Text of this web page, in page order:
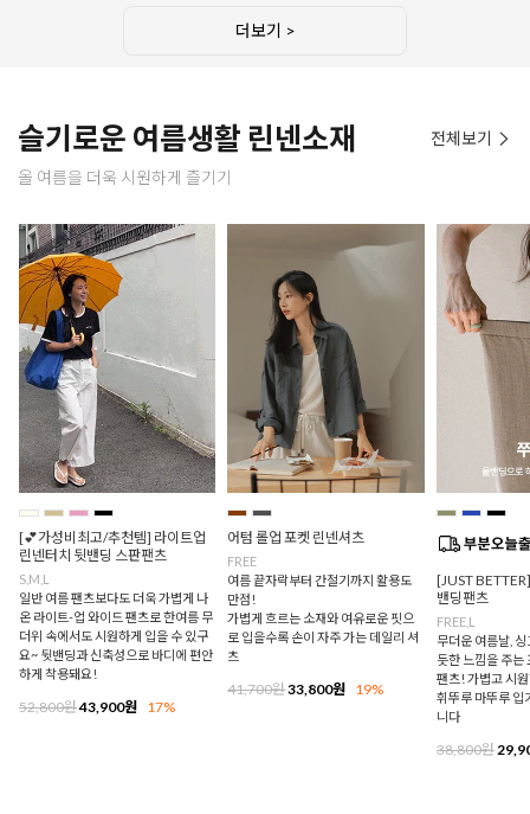
더보기 >
슬기로운 여름생활 린넨소재
올 여름을 더욱 시원하게 즐기기
전체보기
[💕가성비최고/추천템] 라이트업
린넨터치 뒷밴딩 스판팬츠
S,M,L
일반 여름 팬츠보다도 더욱 가볍게 나
온 라이트-업 와이드 팬츠로 한여름 무
더위 속에서도 시원하게 입을 수 있구
요~ 뒷밴딩과 신축성으로 바디에 편안
하게 착용돼요!
52,800원43,900원 17%
어텀 롤업 포켓 린넨셔츠
FREE
여름 끝자락부터 간절기까지 활용도
만점!
가볍게 흐르는 소재와 여유로운 핏으
로 입을수록 손이 자주 가는 데일리 셔
츠
41,700원33,800원 19%
[JUST
밴딩팬츠
FREE,L
무더운 여름날,
듯한 느낌을 주는
팬츠! 가볍고 시
휘뚜루 마뚜루 입
니다
38,800원